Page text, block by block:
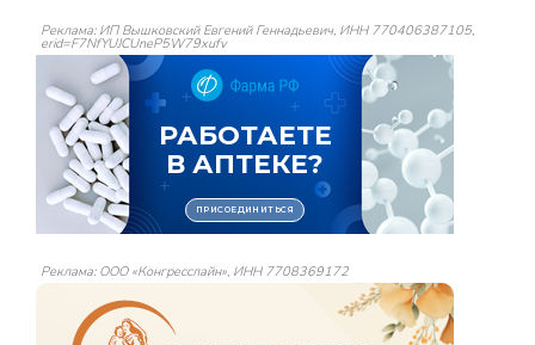
Реклама: ИП Вышковский Евгений Геннадьевич, ИНН 770406387105,
erid=F7NfYUJCUneP5W79xufv
Реклама: ООО «Конгресслайн», ИНН 7708369172